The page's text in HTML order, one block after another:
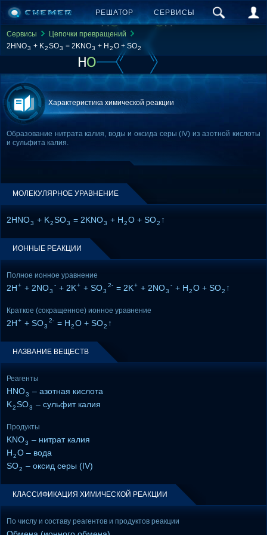
РЕШАТОР СЕРВИСЫ
Сервисы
Цепочки превращений
2HNO3 + K2SO3 = 2KNO3 + H 2O + SO2
Характеристика химической реакции
Образование нитрата калия, воды и оксида серы (IV) из азотной кислоты
и сульфита калия.
МОЛЕКУЛЯРНОЕ УРАВНЕНИЕ
2HNO3 + K2SO3 = 2KNO3 + H2O + SO2 ↑
ИОННЫЕ РЕАКЦИИ
Полное ионное уравнение
2H+ + 2NO3
- + 2K+ + SO3
2- = 2K+ + 2NO3
- + H2O + SO2 ↑
Краткое (сокращенное) ионное уравнение
2H+ + SO3
2- = H2O + SO2 ↑
НАЗВАНИЕ ВЕЩЕСТВ
Реагенты
HNO3 – азотная кислота
K2SO3 – сульфит калия
Продукты
KNO3 – нитрат калия
H2O – вода
SO2 – оксид серы (IV)
КЛАССИФИКАЦИЯ ХИМИЧЕСКОЙ РЕАКЦИИ
По числу и составу реагентов и продуктов реакции